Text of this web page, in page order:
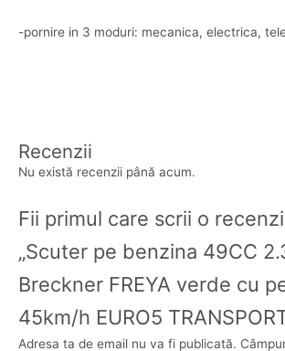
-pornire in 3 moduri: mecanica, electrica,
Recenzii
Nu există recenzii până acum.
Fii primul care scrii o
„Scuter pe benzina 49CC
Breckner FREYA verde cu
45km/h EURO5
Adresa ta de email nu va fi publicată.